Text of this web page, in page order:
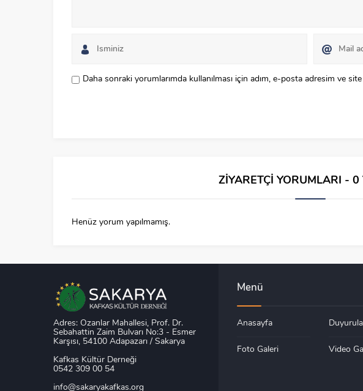
Daha sonraki yorumlarımda kullanılması için adım, e-posta adresim ve
ZİYARETÇİ YORUMLARI - 0
Henüz yorum yapılmamış.
Adres: Ozanlar Mahallesi, Prof. Dr.
Sebahattin Zaim Bulvarı No:3 - Esmer
Karşısı, 54100 Adapazarı / Sakarya
Kafkas Kültür Derneği
0542 309 00 54
info@sakaryakafkas.org
Menü
Anasayfa
Foto Galeri Video